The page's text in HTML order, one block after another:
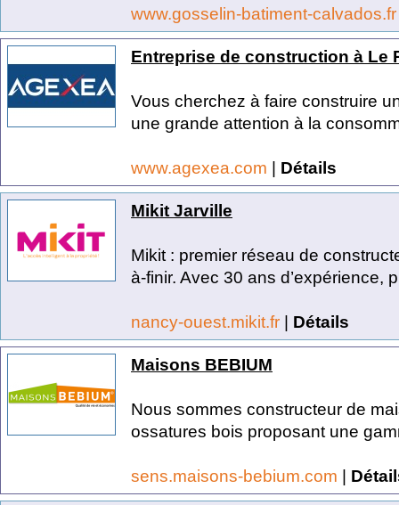
www.gosselin-batiment-
Entreprise de construction à Le
Vous cherchez à faire construire
une grande attention à la
www.agexea.com | Détails
Mikit Jarville
Mikit : premier réseau de
à-finir. Avec 30 ans d’expérience,
nancy-ouest.mikit.fr | Détails
Maisons BEBIUM
Nous sommes constructeur de
ossatures bois proposant une
sens.maisons-bebium.com |